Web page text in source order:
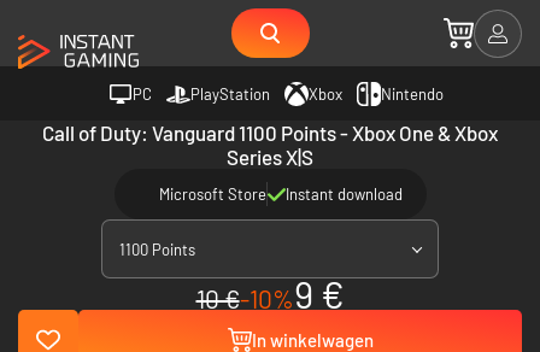
PC PlayStation Xbox Nintendo
Call of Duty: Vanguard 1100 Points - Xbox One & Xbox
Series X|S
Microsoft Store Instant download
1100 Points
10 €-10%9 €
In winkelwagen